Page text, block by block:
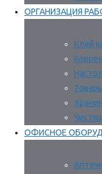
ОРГАНИЗАЦИЯ
Клей
ОФИСНОЕ